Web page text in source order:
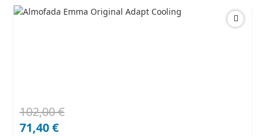
102,00€
O
preço
71,40€
O
preço